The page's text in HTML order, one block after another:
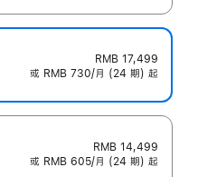
RMB 17,499
或 RMB 730/月 (24 期) 起
RMB 14,499
或 RMB 605/月 (24 期) 起